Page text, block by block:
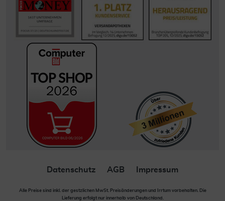
Datenschutz AGB Impressum
Alle Preise sind inkl. der gestzlichen MwSt. Preisänderungen und Irrtum vorbehalten. Die
Lieferung erfolgt nur innerhalb von Deutschland.